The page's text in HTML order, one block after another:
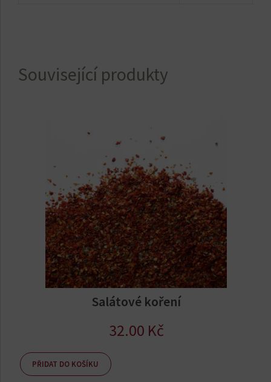
Související produkty
Salátové koření
32.00 Kč
PŘIDAT DO KOŠÍKU